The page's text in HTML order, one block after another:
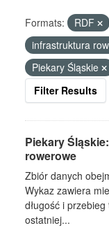
Formats: RDF
infrastruktura
Piekary Śląskie
Filter Results
Piekary
rowerowe
Zbiór danych
Wykaz zawiera
długość i
ostatniej...